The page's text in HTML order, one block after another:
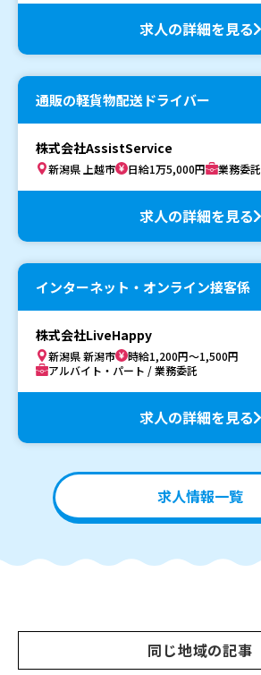
求人の詳細を見る
通販の軽貨物配送ドライバー
株式会社AssistService
新潟県 上越市 日給1万5,000円 業務委託
求人の詳細を見る
インターネット・オンライン接客係
株式会社LiveHappy
新潟県 新潟市
時給1,200円～1,500円
アルバイト・パート / 業務委託
求人の詳細を見る
求人情報一覧
同じ地域の記事